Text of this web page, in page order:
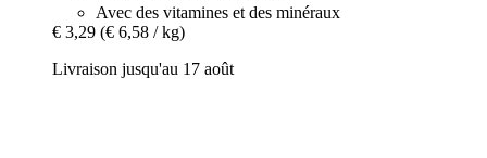
Avec des vitamines et des minéraux
€ 3,29 (€ 6,58 / kg)
Livraison jusqu'au 17 août